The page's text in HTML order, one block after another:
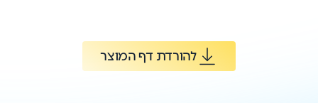
להורדת דף המוצר